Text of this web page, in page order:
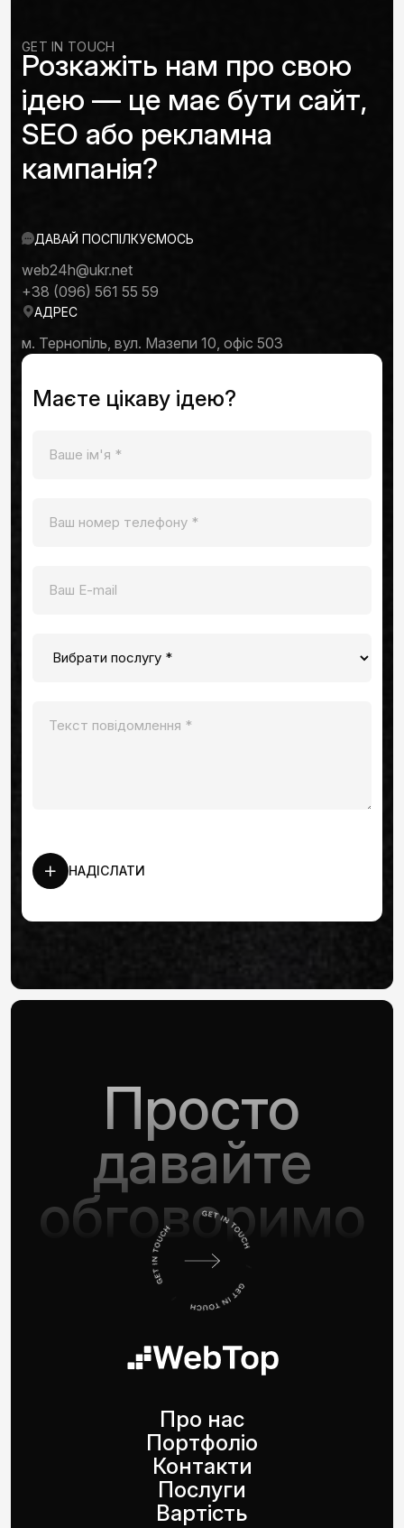
GET IN TOUCH
Розкажіть нам про свою
ідею — це має бути сайт,
SEO або рекламна
кампанія?
ДАВАЙ ПОСПІЛКУЄМОСЬ
web24h@ukr.net
+38 (096) 561 55 59
АДРЕС
м. Тернопіль, вул. Мазепи 10, офіс 503
Маєте цікаву ідею?
НАДІСЛАТИ
Просто
давайте
обговоримо
Про нас
Портфоліо
Контакти
Послуги
Вартість